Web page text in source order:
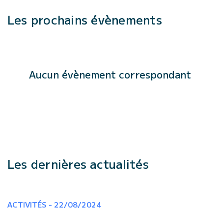
Les prochains évènements
Aucun évènement correspondant
Les dernières actualités
ACTIVITÉS - 22/08/2024